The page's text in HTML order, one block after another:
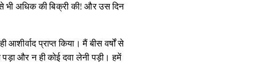
भी अधिक की बिक्री की! और उस दिन
प्राप्त किया। मैं बीस वर्षों से
और न ही कोई दवा लेनी पड़ी। हमें